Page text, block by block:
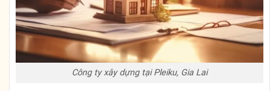
Công ty xây dựng tại Pleiku, Gia Lai